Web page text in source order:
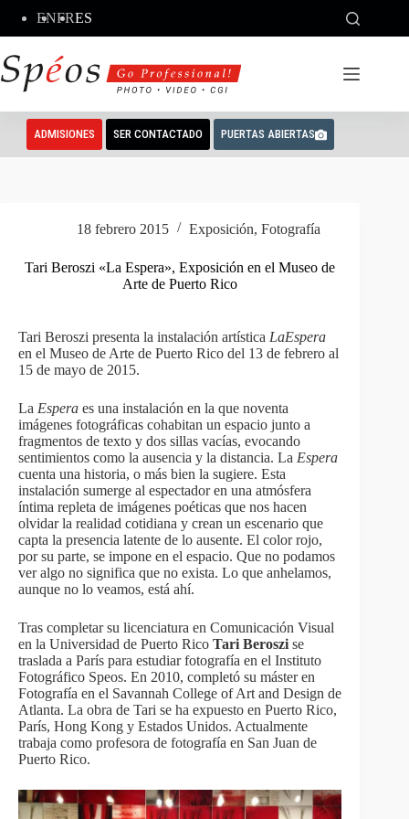
contenido
ENFRES
ADMISIONES SER CONTACTADO PUERTAS ABIERTAS
18 febrero 2015 Exposición, Fotografía
Tari Beroszi «La Espera», Exposición en el Museo de
Arte de Puerto Rico
Tari Beroszi presenta la instalación artística LaEspera
en el Museo de Arte de Puerto Rico del 13 de febrero al
15 de mayo de 2015.
La Espera es una instalación en la que noventa
imágenes fotográficas cohabitan un espacio junto a
fragmentos de texto y dos sillas vacías, evocando
sentimientos como la ausencia y la distancia. La Espera
cuenta una historia, o más bien la sugiere. Esta
instalación sumerge al espectador en una atmósfera
íntima repleta de imágenes poéticas que nos hacen
olvidar la realidad cotidiana y crean un escenario que
capta la presencia latente de lo ausente. El color rojo,
por su parte, se impone en el espacio. Que no podamos
ver algo no significa que no exista. Lo que anhelamos,
aunque no lo veamos, está ahí.
Tras completar su licenciatura en Comunicación Visual
en la Universidad de Puerto Rico Tari Beroszi se
traslada a París para estudiar fotografía en el Instituto
Fotográfico Speos. En 2010, completó su máster en
Fotografía en el Savannah College of Art and Design de
Atlanta. La obra de Tari se ha expuesto en Puerto Rico,
París, Hong Kong y Estados Unidos. Actualmente
trabaja como profesora de fotografía en San Juan de
Puerto Rico.